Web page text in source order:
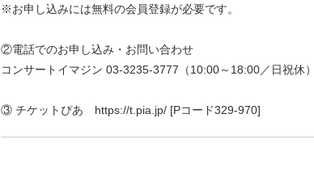
※お申し込みには無料の会員登録が必要です。
②電話でのお申し込み・お問い合わせ
コンサートイマジン 03-3235-3777（10:00～18:00／日祝休
③ チケットぴあ https://t.pia.jp/ [Pコード329-970]